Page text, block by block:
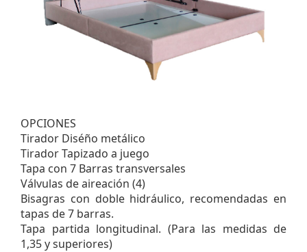
OPCIONES
Tirador Diséño metálico
Tirador Tapizado a juego
Tapa con 7 Barras transversales
Válvulas de aireación (4)
Bisagras con doble hidráulico, recomendadas en
tapas de 7 barras.
Tapa partida longitudinal. (Para las medidas de
1,35 y superiores)